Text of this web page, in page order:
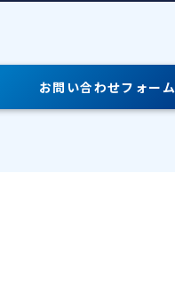
お問い合わせフォーム